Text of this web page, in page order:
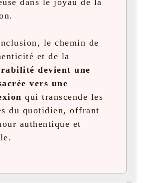
dans le joyau de la
le chemin de
et de la
devient une
vers une
qui transcende les
du quotidien, offrant
authentique et